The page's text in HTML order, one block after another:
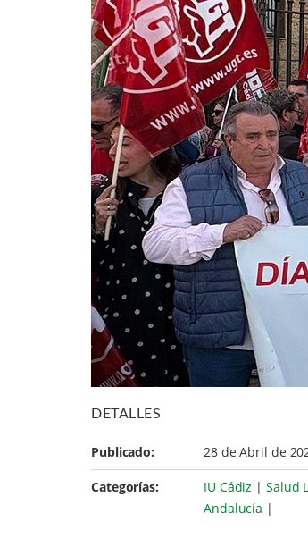
DETALLES
Publicado: 28 de Abril de
Categorías: IU Cádiz | Salud
Andalucía |